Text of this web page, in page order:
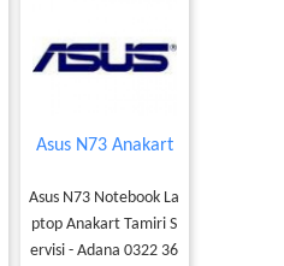
Asus N73 Anakart
Asus N73 Notebook La
ptop Anakart Tamiri S
ervisi - Adana 0322 36